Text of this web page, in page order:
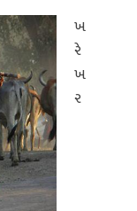
ખ
રે
ખ
ર